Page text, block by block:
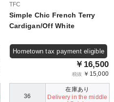
TFC
Simple Chic French Terry
Cardigan/Off White
Hometown tax payment eligible
￥16,500
税抜 ￥15,000
36
在庫あり
Delivery in the middle